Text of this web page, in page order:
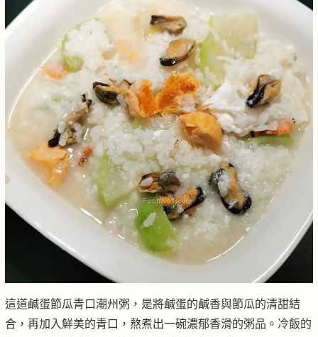
這道鹹蛋節瓜青口潮州粥，是將鹹蛋的鹹香與節瓜的清甜結
合，再加入鮮美的青口，熬煮出一碗濃郁香滑的粥品。冷飯的